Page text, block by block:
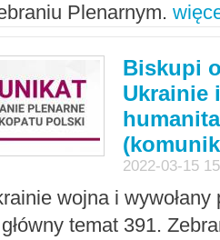
Plenarnym.
Biskupi
Ukrainie
2022-03-15
wojna i
temat 391.